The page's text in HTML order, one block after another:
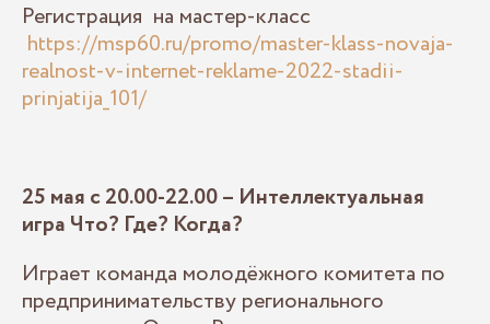
Регистрация на мастер-класс
https://msp60.ru/promo/master-klass-novaja-
realnost-v-internet-reklame-2022-stadii-
prinjatija_101/
25 мая с 20.00-22.00 – Интеллектуальная
игра Что? Где? Когда?
Играет команда молодёжного комитета по
предпринимательству регионального